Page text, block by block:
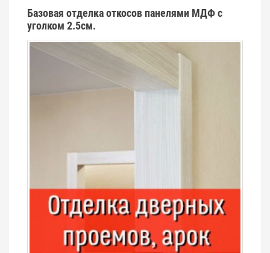
Базовая отделка откосов панелями МДФ с
уголком 2.5см.